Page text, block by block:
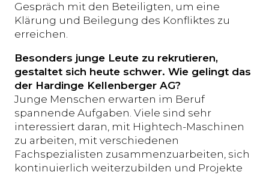
Gespräch mit den Beteiligten, um eine
Klärung und Beilegung des Konfliktes zu
erreichen.
Besonders junge Leute zu rekrutieren,
gestaltet sich heute schwer. Wie gelingt das
der Hardinge Kellenberger AG?
Junge Menschen erwarten im Beruf
spannende Aufgaben. Viele sind sehr
interessiert daran, mit Hightech-Maschinen
zu arbeiten, mit verschiedenen
Fachspezialisten zusammenzuarbeiten, sich
kontinuierlich weiterzubilden und Projekte